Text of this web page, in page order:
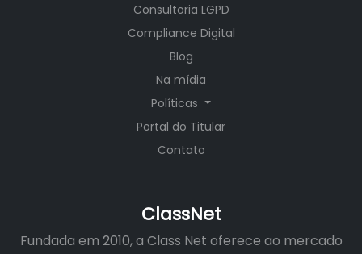
Consultoria LGPD
Compliance Digital
Blog
Na mídia
Políticas
Portal do Titular
Contato
ClassNet
Fundada em 2010, a Class Net oferece ao mercado